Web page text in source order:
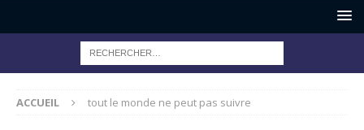
ACCUEIL tout le monde ne peut pas suivre